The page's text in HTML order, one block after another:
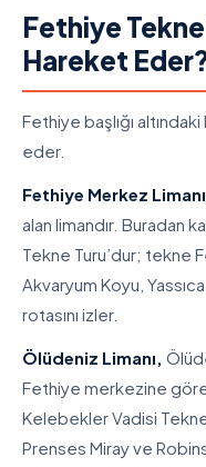
Fethiye
Hareket
Fethiye başlığı
eder.
Fethiye Merkez
alan limandır. Buradan
Tekne Turu’dur; tekne
Akvaryum Koyu,
rotasını izler.
Ölüdeniz Limanı,
Fethiye merkezine
Kelebekler Vadisi
Prenses Miray ve